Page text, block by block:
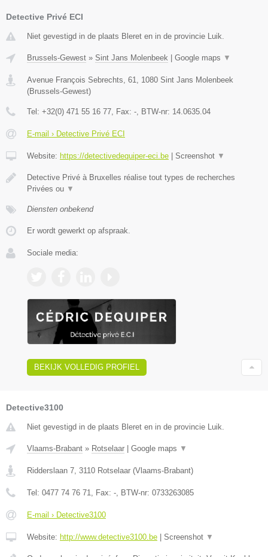
Detective Privé ECI
Niet gevestigd in de plaats Bleret en in de provincie Luik.
Brussels-Gewest » Sint Jans Molenbeek Google maps ▼
Avenue François Sebrechts, 61 1080 Sint Jans Molenbeek
(Brussels-Gewest)
Tel: +32(0) 471 55 16 77 , Fax: - , BTW-nr: 14.0635.04
E-mail › Detective Privé ECI
Website: https://detectivedequiper-eci.be Screenshot ▼
Detective Privé à Bruxelles réalise tout types de recherches
Privées ou ▼
Diensten onbekend
Er wordt gewerkt op afspraak.
Sociale media:
BEKIJK VOLLEDIG PROFIEL
Detective3100
Niet gevestigd in de plaats Bleret en in de provincie Luik.
Vlaams-Brabant » Rotselaar Google maps ▼
Ridderslaan 7, 3110 Rotselaar (Vlaams-Brabant)
Tel: 0477 74 76 71, Fax: -, BTW-nr: 0733263085
E-mail › Detective3100
Website: http://www.detective3100.be Screenshot ▼